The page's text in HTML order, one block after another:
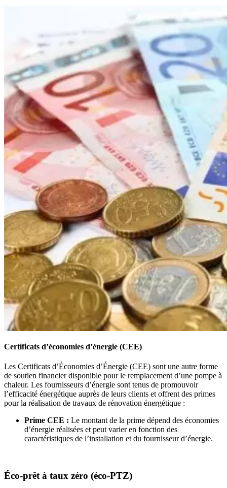
Certificats d’économies d’énergie (CEE)
Les Certificats d’Économies d’Énergie (CEE) sont une autre forme
de soutien financier disponible pour le remplacement d’une pompe à
chaleur. Les fournisseurs d’énergie sont tenus de promouvoir
l’efficacité énergétique auprès de leurs clients et offrent des primes
pour la réalisation de travaux de rénovation énergétique :
Prime CEE : Le montant de la prime dépend des économies
d’énergie réalisées et peut varier en fonction des
caractéristiques de l’installation et du fournisseur d’énergie.
Éco-prêt à taux zéro (éco-PTZ)